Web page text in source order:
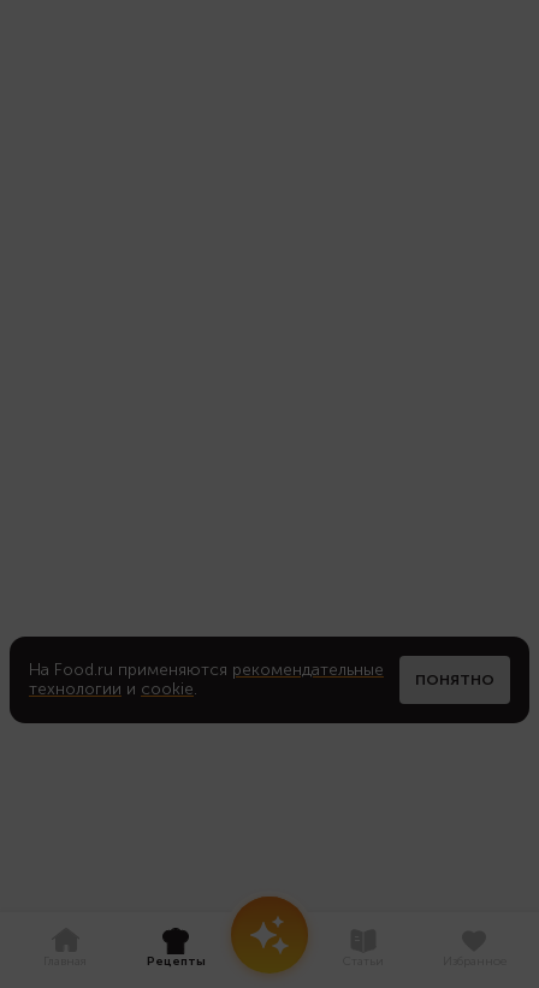
На Food.ru применяются рекомендательные
технологии и cookie. ПОНЯТНО
Рецепты